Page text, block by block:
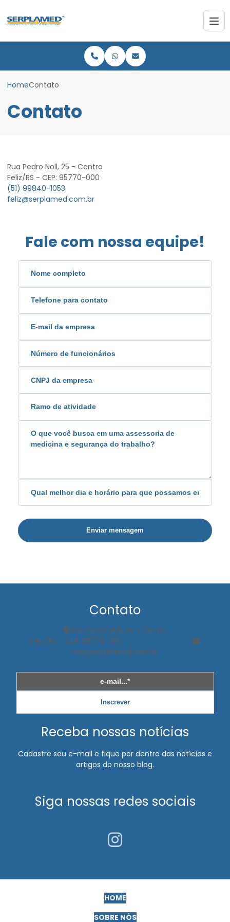
HomeContato
Contato
Rua Pedro Noll, 25 - Centro
Feliz/RS - CEP: 95770-000
(51) 99840-1053
feliz@serplamed.com.br
Fale com nossa equipe!
Enviar mensagem
Contato
Rua Pedro Noll, 25 - Centro
Feliz/RS - CEP: 95770-000
feliz@serplamed.com.br
Inscrever
Receba nossas notícias
Cadastre seu e-mail e fique por dentro das notícias e
artigos do nosso blog.
Siga nossas redes sociais
HOME
SOBRE NÓS